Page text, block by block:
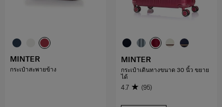
MINTER
กระเป๋าสะพายข้าง
MINTER
กระเป๋าเดินทางขนาด 30 นิ้ว ขยาย
ได้
4.7 (95)